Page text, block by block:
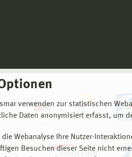
verwenden zur statistischen
Daten anonymisiert erfasst, um
Webanalyse Ihre Nutzer-
Besuchen dieser Seite nicht